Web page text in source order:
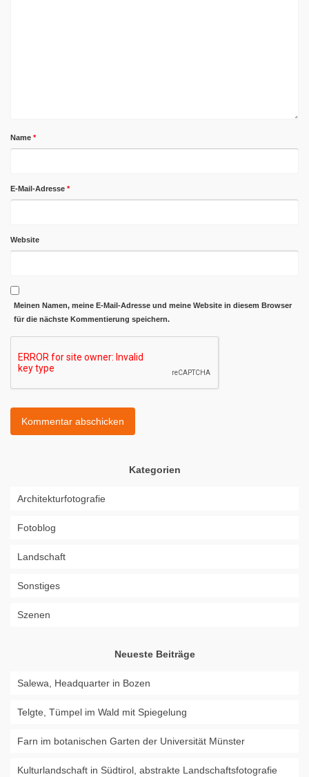
Name *
E-Mail-Adresse *
Website
Meinen Namen, meine E-Mail-Adresse und meine Website in diesem Browser
für die nächste Kommentierung speichern.
Kategorien
Architekturfotografie
Fotoblog
Landschaft
Sonstiges
Szenen
Neueste Beiträge
Salewa, Headquarter in Bozen
Telgte, Tümpel im Wald mit Spiegelung
Farn im botanischen Garten der Universität Münster
Kulturlandschaft in Südtirol, abstrakte Landschaftsfotografie